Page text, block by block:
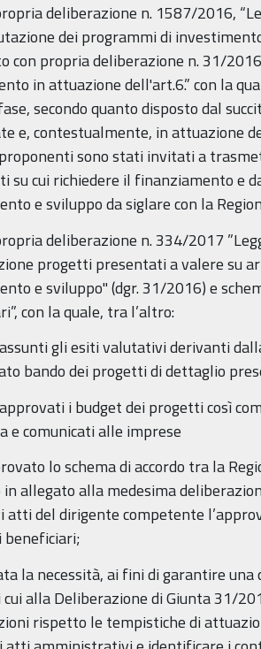
deliberazione n. 1587/2016,
dei programmi di
con propria deliberazione n. 31/
in attuazione dell'art.6.” con la
secondo quanto disposto dal
e, contestualmente, in attuazione
sono stati invitati a
su cui richiedere il finanziamento e
e sviluppo da siglare con la
deliberazione n. 334/2017
progetti presentati a valere su
e sviluppo" (dgr. 31/2016) e
con la quale, tra l’altro:
gli esiti valutativi derivanti
bando dei progetti di dettaglio
i budget dei progetti così
e comunicati alle imprese
lo schema di accordo tra la
allegato alla medesima
atti del dirigente competente
beneficiari;
la necessità, ai fini di garantire
cui alla Deliberazione di Giunta 31/
rispetto le tempistiche di